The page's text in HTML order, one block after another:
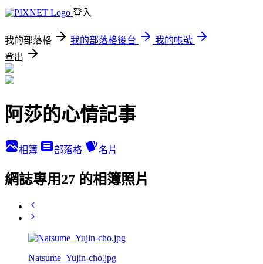
登入
我的部落格 我的部落格後台
我的帳號
登出
阿莎的心情記事
相簿 部落格 名片
網誌專用27 的相簿照片
Natsume_Yujin-cho.jpg